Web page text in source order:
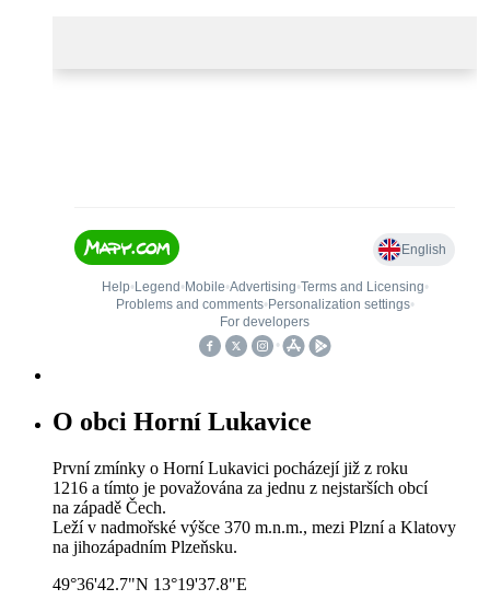
O obci Horní Lukavice
První zmínky o Horní Lukavici pocházejí již z roku
1216 a tímto je považována za jednu z nejstarších obcí
na západě Čech.
Leží v nadmořské výšce 370 m.n.m., mezi Plzní a Klatovy
na jihozápadním Plzeňsku.
49°36'42.7"N 13°19'37.8"E